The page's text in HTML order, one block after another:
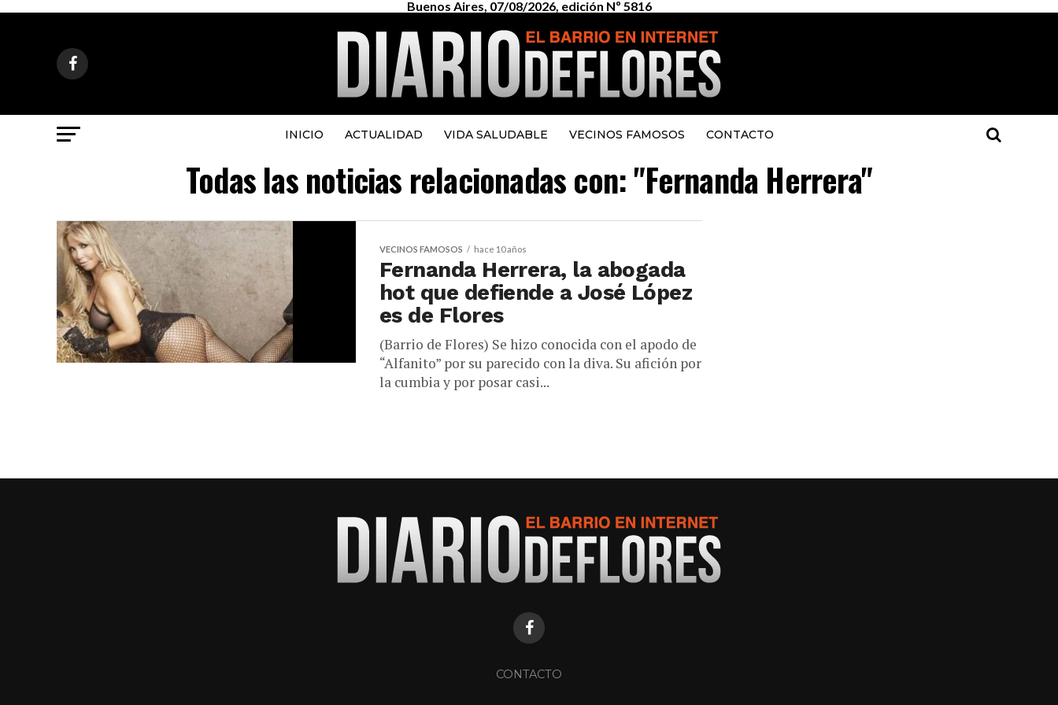
Buenos Aires, 07/08/2026, edición Nº 5816
INICIO ACTUALIDAD VIDA SALUDABLE VECINOS FAMOSOS CONTACTO
Todas las noticias relacionadas con: "Fernanda Herrera"
VECINOS FAMOSOS hace 10 años
Fernanda Herrera, la abogada
hot que defiende a José López
es de Flores
(Barrio de Flores) Se hizo conocida con el apodo de
“Alfanito” por su parecido con la diva. Su afición por
la cumbia y por posar casi...
CONTACTO